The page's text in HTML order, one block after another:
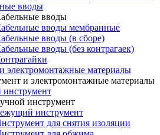
вводы
вводы
вводы мембранные
вводы (в сборе)
вводы (без контрагаек)
электромонтажные материалы
и электромонтажные материалы
инструмент
инструмент
инструмент
для снятия изоляции